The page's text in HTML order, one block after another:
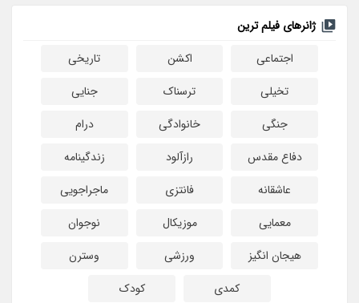
ژانرهای فیلم ترین
اجتماعی
اکشن
تاریخی
تخیلی
ترسناک
جنایی
جنگی
خانوادگی
درام
دفاع مقدس
رازآلود
زندگینامه
عاشقانه
فانتزی
ماجراجویی
معمایی
موزیکال
نوجوان
هیجان انگیز
ورزشی
وسترن
کمدی
کودک